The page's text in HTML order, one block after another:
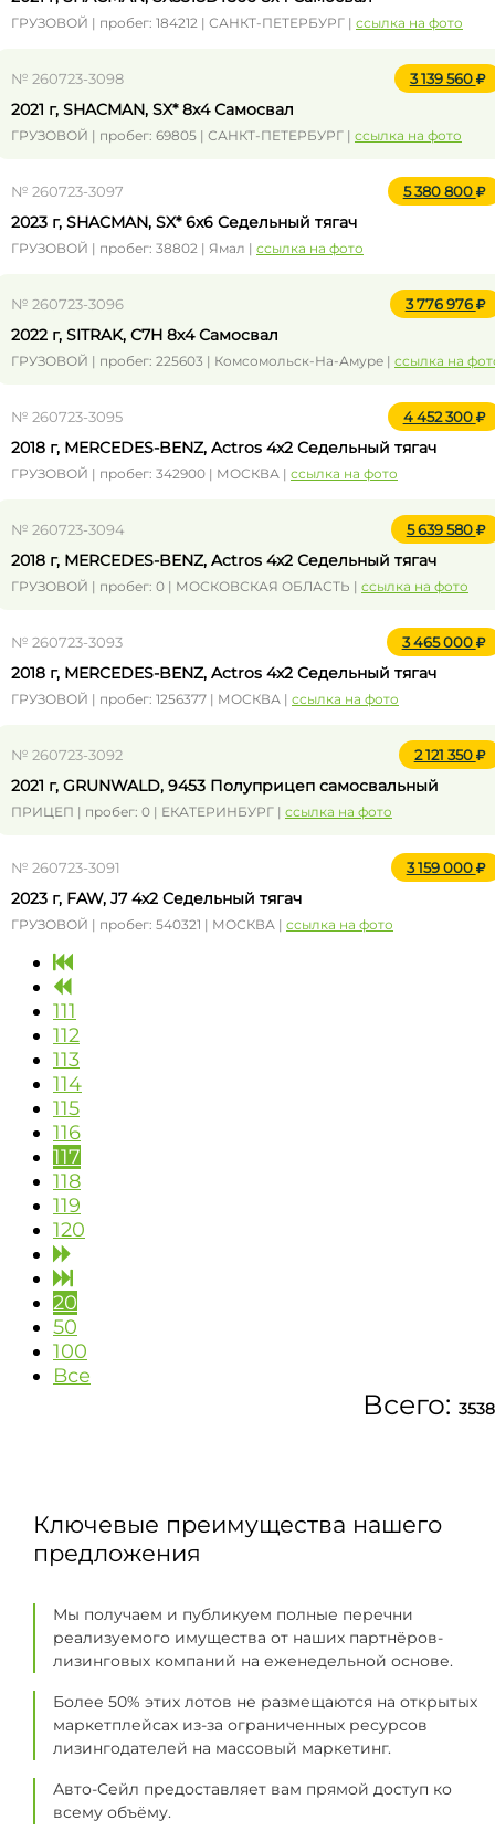
ГРУЗОВОЙ | пробег: 184212 | САНКТ-ПЕТЕРБУРГ | ссылка на фото
№ 260723-3098 3 139 560
2021 г, SHACMAN, SX* 8x4 Самосвал
ГРУЗОВОЙ | пробег: 69805 | САНКТ-ПЕТЕРБУРГ | ссылка на фото
№ 260723-3097 5 380 800
2023 г, SHACMAN, SX* 6x6 Седельный тягач
ГРУЗОВОЙ | пробег: 38802 | Ямал | ссылка на фото
№ 260723-3096 3 776 976
2022 г, SITRAK, C7H 8x4 Самосвал
ГРУЗОВОЙ | пробег: 225603 | Комсомольск-На-Амуре | ссылка на
№ 260723-3095 4 452 300
2018 г, MERCEDES-BENZ, Actros 4x2 Седельный тягач
ГРУЗОВОЙ | пробег: 342900 | МОСКВА | ссылка на фото
№ 260723-3094 5 639 580
2018 г, MERCEDES-BENZ, Actros 4x2 Седельный тягач
ГРУЗОВОЙ | пробег: 0 | МОСКОВСКАЯ ОБЛАСТЬ | ссылка на фото
№ 260723-3093 3 465 000
2018 г, MERCEDES-BENZ, Actros 4x2 Седельный тягач
ГРУЗОВОЙ | пробег: 1256377 | МОСКВА | ссылка на фото
№ 260723-3092 2 121 350
2021 г, GRUNWALD, 9453 Полуприцеп самосвальный
ПРИЦЕП | пробег: 0 | ЕКАТЕРИНБУРГ | ссылка на фото
№ 260723-3091 3 159 000
2023 г, FAW, J7 4x2 Седельный тягач
ГРУЗОВОЙ | пробег: 540321 | МОСКВА | ссылка на фото
111
112
113
114
115
116
117
118
119
120
20
50
100
Все
Всего:
Ключевые преимущества нашего
предложения
Мы получаем и публикуем полные перечни
реализуемого имущества от наших партнёров-
лизинговых компаний на еженедельной основе.
Более 50% этих лотов не размещаются на открытых
маркетплейсах из-за ограниченных ресурсов
лизингодателей на массовый маркетинг.
Авто-Сейл предоставляет вам прямой доступ ко
всему объёму.